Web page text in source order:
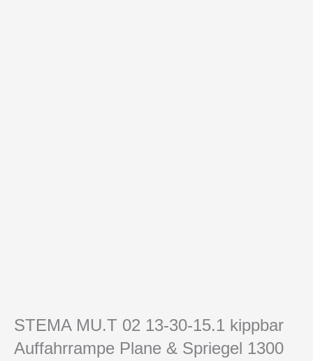
STEMA MU.T 02 13-30-15.1 kippbar
Auffahrrampe Plane & Spriegel 1300